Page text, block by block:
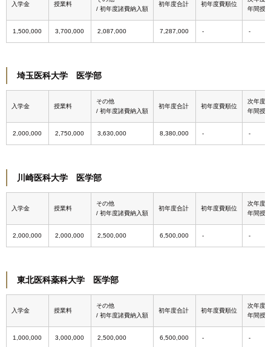
入学金 授業料
/ 初年度諸費納入額
初年度合計 初年度費順位
年間授
1,500,000 3,700,000 2,087,000 7,287,000
埼玉医科大学 医学部
入学金 授業料
その他
/ 初年度諸費納入額
初年度合計 初年度費順位
次年度
年間授
2,000,000 2,750,000 3,630,000 8,380,000
川崎医科大学 医学部
入学金 授業料
その他
/ 初年度諸費納入額
初年度合計 初年度費順位
次年度
年間授
2,000,000 2,000,000 2,500,000 6,500,000
東北医科薬科大学 医学部
入学金 授業料
その他
/ 初年度諸費納入額
初年度合計 初年度費順位
次年度
年間授
1,000,000 3,000,000 2,500,000 6,500,000